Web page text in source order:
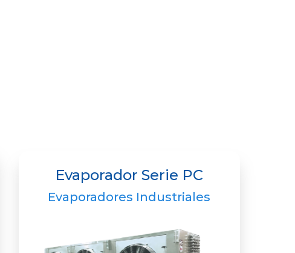
Evaporador Serie PC
Evaporadores Industriales